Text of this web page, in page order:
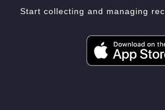
Start collecting and managing